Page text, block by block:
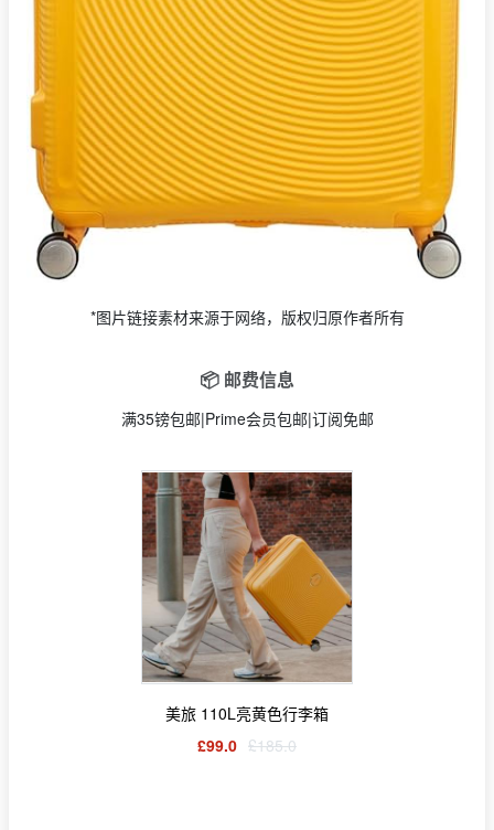
*图片链接素材来源于网络，版权归原作者所有
📦 邮费信息
满35镑包邮|Prime会员包邮|订阅免邮
美旅 110L亮黄色行李箱
£99.0 £185.0